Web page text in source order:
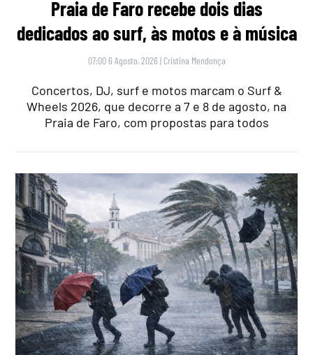
Praia de Faro recebe dois dias
dedicados ao surf, às motos e à música
07:00 6 Agosto, 2026 | Cristina Mendonça
Concertos, DJ, surf e motos marcam o Surf &
Wheels 2026, que decorre a 7 e 8 de agosto, na
Praia de Faro, com propostas para todos